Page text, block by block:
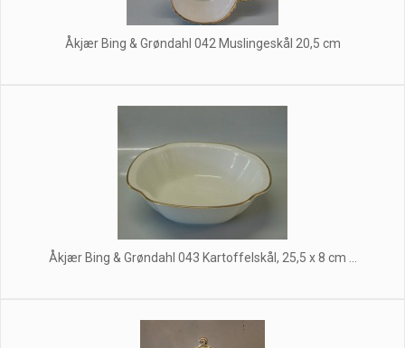
Åkjær Bing & Grøndahl 042 Muslingeskål 20,5 cm
Åkjær Bing & Grøndahl 043 Kartoffelskål, 25,5 x 8 cm ...